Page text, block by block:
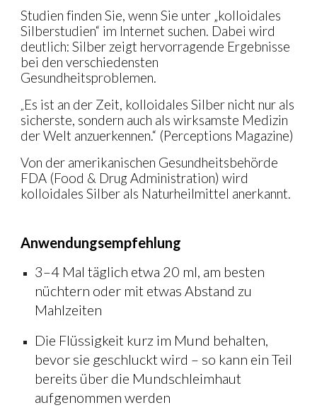
Studien finden Sie, wenn Sie unter „kolloidales
Silberstudien“ im Internet suchen. Dabei wird
deutlich: Silber zeigt hervorragende Ergebnisse
bei den verschiedensten
Gesundheitsproblemen.
„Es ist an der Zeit, kolloidales Silber nicht nur als
sicherste, sondern auch als wirksamste Medizin
der Welt anzuerkennen.“ (Perceptions Magazine)
Von der amerikanischen Gesundheitsbehörde
FDA (Food & Drug Administration) wird
kolloidales Silber als Naturheilmittel anerkannt.
Anwendungsempfehlung
3–4 Mal täglich etwa 20 ml, am besten
nüchtern oder mit etwas Abstand zu
Mahlzeiten
Die Flüssigkeit kurz im Mund behalten,
bevor sie geschluckt wird – so kann ein Teil
bereits über die Mundschleimhaut
aufgenommen werden